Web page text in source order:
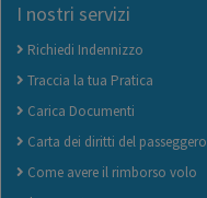
I nostri servizi
Richiedi Indennizzo
Traccia la tua Pratica
Carica Documenti
Carta dei diritti del passeggero
Come avere il rimborso volo